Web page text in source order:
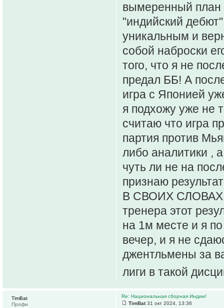
вымеренный план
"индийский
уникальным и
собой наброски
того, что я не
предал ББ! А
игра с Японией
я подхожу уже не
считаю что игра
партия против
либо аналитики ,
чуть ли не на
признаю
В СВОИХ СЛОВАХ
тренера этот
на 1м месте и я
вечер, и я не
джентльмены за
лиги в такой
Re: Национальная сборная Индии!
TimBat31 окт 2024, 13:36
TimBat
Профи